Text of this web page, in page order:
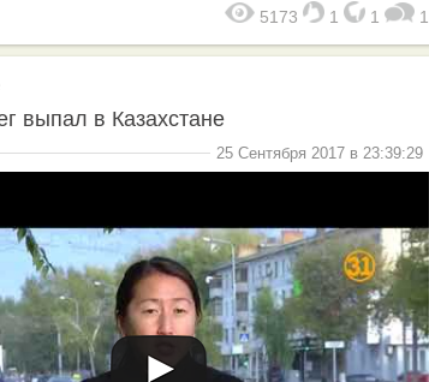
5173 1 1 1
выпал в Казахстане
25 Сентября 2017 в 23:39:29